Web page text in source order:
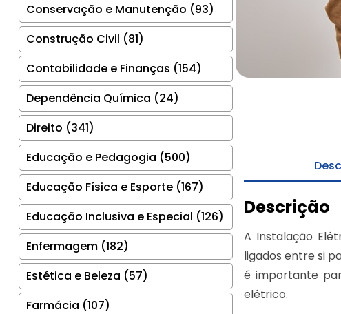
Conservação e Manutenção (93)
Construção Civil (81)
Contabilidade e Finanças (154)
Dependência Química (24)
Direito (341)
Educação e Pedagogia (500)
Educação Física e Esporte (167)
Educação Inclusiva e Especial (126)
Enfermagem (182)
Estética e Beleza (57)
Farmácia (107)
Descrição
A Instalação
ligados entre si
é importante
elétrico.